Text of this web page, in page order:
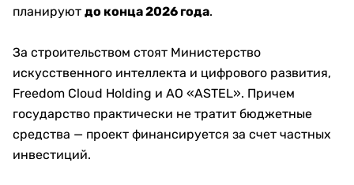
планируют до конца 2026 года.
За строительством стоят Министерство
искусственного интеллекта и цифрового развития,
Freedom Cloud Holding и АО «ASTEL». Причем
государство практически не тратит бюджетные
средства — проект финансируется за счет частных
инвестиций.